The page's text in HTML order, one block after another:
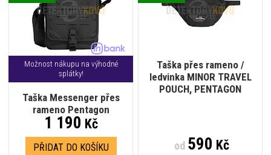
Možnost nákupu na výhodné
splátky!
Taška Messenger přes
rameno Pentagon
1 190 Kč
PŘIDAT DO KOŠÍKU
Taška přes rameno /
ledvinka MINOR TRAVEL
POUCH, PENTAGON
od590 Kč